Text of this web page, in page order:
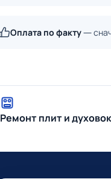
Оплата по факту—
Ремонт плит и духовок